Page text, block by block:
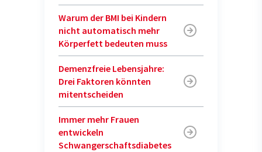
Warum der BMI bei Kindern
nicht automatisch mehr
Körperfett bedeuten muss
Demenzfreie Lebensjahre:
Drei Faktoren könnten
mitentscheiden
Immer mehr Frauen
entwickeln
Schwangerschaftsdiabetes